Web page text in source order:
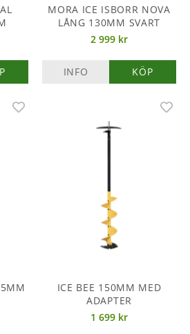
MORA ICE ISBORR NOVA
LÅNG 130MM SVART
2 999 kr
INFO KÖP
ICE BEE 150MM MED
ADAPTER
1 699 kr